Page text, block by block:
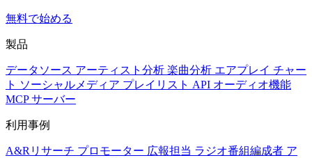
無料で始める
製品
データソース アーティスト分析 楽曲分析 エアプレイ チャー
ト ソーシャルメディア プレイリスト API オーディオ機能
MCP サーバー
利用事例
A&Rリサーチ プロモーター 広報担当 ラジオ番組編成者 ア